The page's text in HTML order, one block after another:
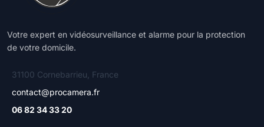
Votre expert en vidéosurveillance et alarme pour la protection
de votre domicile.
31100 Cornebarrieu, France
contact@procamera.fr
06 82 34 33 20